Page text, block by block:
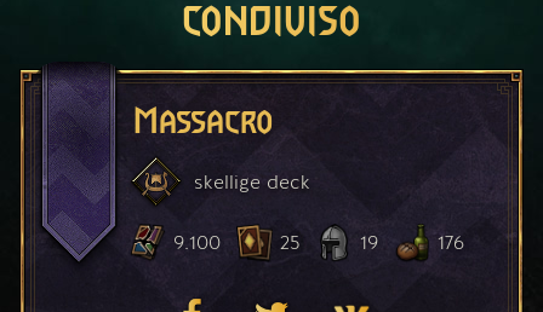
condiviso
Massacro
skellige deck
9.100 25 19 176